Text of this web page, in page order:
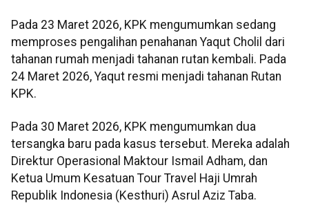
Pada 23 Maret 2026, KPK mengumumkan sedang
memproses pengalihan penahanan Yaqut Cholil dari
tahanan rumah menjadi tahanan rutan kembali. Pada
24 Maret 2026, Yaqut resmi menjadi tahanan Rutan
KPK.
Pada 30 Maret 2026, KPK mengumumkan dua
tersangka baru pada kasus tersebut. Mereka adalah
Direktur Operasional Maktour Ismail Adham, dan
Ketua Umum Kesatuan Tour Travel Haji Umrah
Republik Indonesia (Kesthuri) Asrul Aziz Taba.